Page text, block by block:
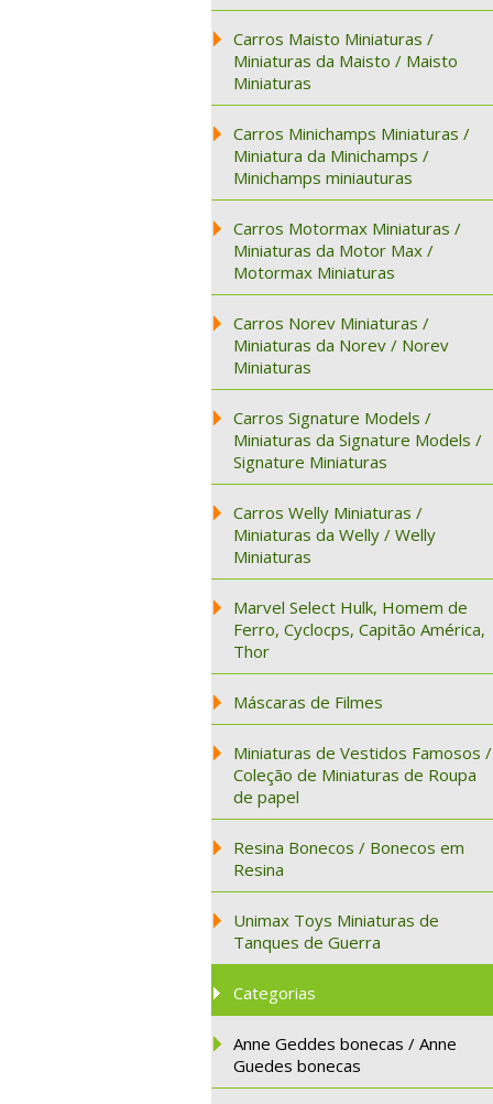
Carros Maisto Miniaturas /
Miniaturas da Maisto / Maisto
Miniaturas
Carros Minichamps Miniaturas /
Miniatura da Minichamps /
Minichamps miniauturas
Carros Motormax Miniaturas /
Miniaturas da Motor Max /
Motormax Miniaturas
Carros Norev Miniaturas /
Miniaturas da Norev / Norev
Miniaturas
Carros Signature Models /
Miniaturas da Signature Models /
Signature Miniaturas
Carros Welly Miniaturas /
Miniaturas da Welly / Welly
Miniaturas
Marvel Select Hulk, Homem de
Ferro, Cyclocps, Capitão América,
Thor
Máscaras de Filmes
Miniaturas de Vestidos Famosos /
Coleção de Miniaturas de Roupa
de papel
Resina Bonecos / Bonecos em
Resina
Unimax Toys Miniaturas de
Tanques de Guerra
Categorias
Anne Geddes bonecas / Anne
Guedes bonecas